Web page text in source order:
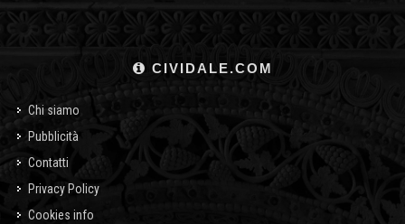
CIVIDALE.COM
Chi siamo
Pubblicità
Contatti
Privacy Policy
Cookies info